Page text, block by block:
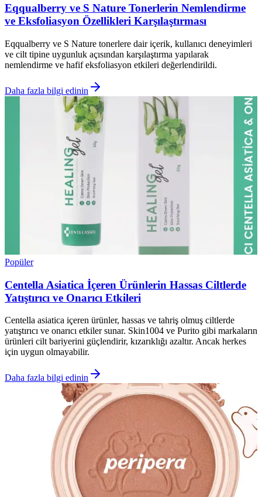
Eqqualberry ve S Nature Tonerlerin Nemlendirme
ve Eksfoliasyon Özellikleri Karşılaştırması
Eqqualberry ve S Nature tonerlere dair içerik, kullanıcı deneyimleri
ve cilt tipine uygunluk açısından karşılaştırma yapılarak
nemlendirme ve hafif eksfoliasyon etkileri değerlendirildi.
Daha fazla bilgi edinin
Popüler
Centella Asiatica İçeren Ürünlerin Hassas Ciltlerde
Yatıştırıcı ve Onarıcı Etkileri
Centella asiatica içeren ürünler, hassas ve tahriş olmuş ciltlerde
yatıştırıcı ve onarıcı etkiler sunar. Skin1004 ve Purito gibi markaların
ürünleri cilt bariyerini güçlendirir, kızarıklığı azaltır. Ancak herkes
için uygun olmayabilir.
Daha fazla bilgi edinin